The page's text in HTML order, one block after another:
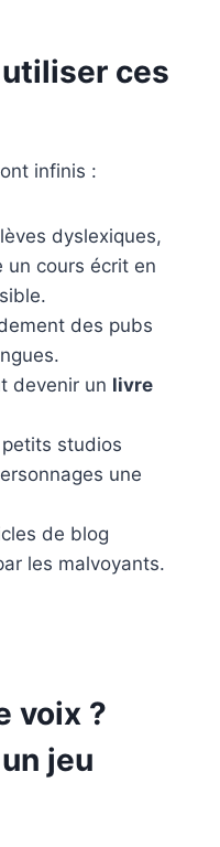
ces
infinis :
dyslexiques,
un cours écrit en
des pubs
devenir un livre
studios
une
de blog
les malvoyants.
voix ?
jeu